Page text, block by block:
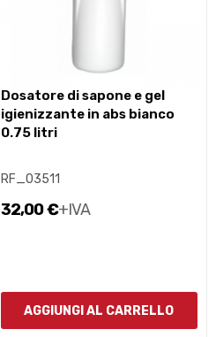
dosatore di sapone e gel
igienizzante in abs bianco
0.75 litri
RF_03511
32,00 €+IVA
AGGIUNGI AL CARRELLO